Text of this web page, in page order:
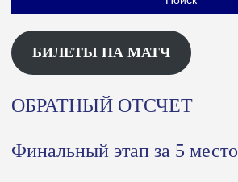
БИЛЕТЫ НА МАТЧ
ОБРАТНЫЙ ОТСЧЕТ
Финальный этап за 5 место